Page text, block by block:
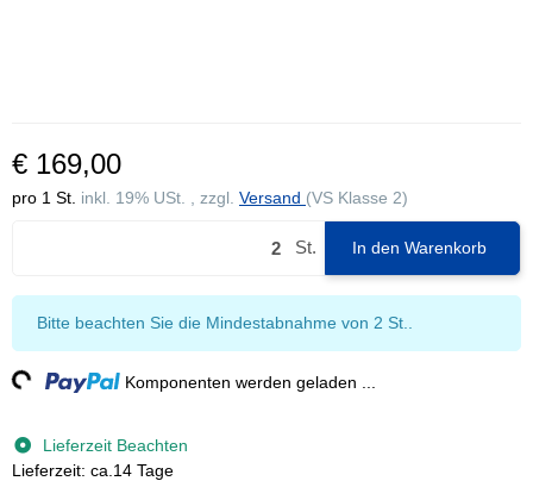
€ 169,00
pro 1 St. inkl. 19% USt. , zzgl. Versand (VS Klasse 2)
St. In den Warenkorb
x
Bitte beachten Sie die Mindestabnahme von 2 St..
Komponenten werden geladen ...
Lieferzeit Beachten
Lieferzeit: ca.14 Tage